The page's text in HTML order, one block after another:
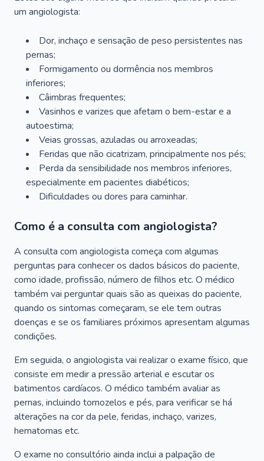
um angiologista:
Dor, inchaço e sensação de peso persistentes nas
pernas;
Formigamento ou dormência nos membros
inferiores;
Câimbras frequentes;
Vasinhos e varizes que afetam o bem-estar e a
autoestima;
Veias grossas, azuladas ou arroxeadas;
Feridas que não cicatrizam, principalmente nos pés;
Perda da sensibilidade nos membros inferiores,
especialmente em pacientes diabéticos;
Dificuldades ou dores para caminhar.
Como é a consulta com angiologista?
A consulta com angiologista começa com algumas
perguntas para conhecer os dados básicos do paciente,
como idade, profissão, número de filhos etc. O médico
também vai perguntar quais são as queixas do paciente,
quando os sintomas começaram, se ele tem outras
doenças e se os familiares próximos apresentam algumas
condições.
Em seguida, o angiologista vai realizar o exame físico, que
consiste em medir a pressão arterial e escutar os
batimentos cardíacos. O médico também avaliar as
pernas, incluindo tornozelos e pés, para verificar se há
alterações na cor da pele, feridas, inchaço, varizes,
hematomas etc.
O exame no consultório ainda inclui a palpação de